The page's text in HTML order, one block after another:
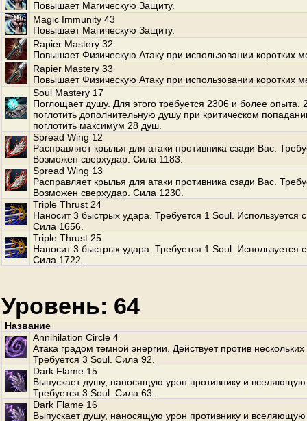
Повышает Магическую Защиту.
Magic Immunity 43
Повышает Магическую Защиту.
Rapier Mastery 32
Повышает Физическую Атаку при использовании коротких
Rapier Mastery 33
Повышает Физическую Атаку при использовании коротких
Soul Mastery 17
Поглощает душу. Для этого требуется 2306 и более опыта.
поглотить дополнительную душу при критическом
поглотить максимум 28 душ.
Spread Wing 12
Расправляет крылья для атаки противника сзади Вас.
Возможен сверхудар. Сила 1183.
Spread Wing 13
Расправляет крылья для атаки противника сзади Вас.
Возможен сверхудар. Сила 1230.
Triple Thrust 24
Наносит 3 быстрых удара. Требуется 1 Soul. Используется
Сила 1656.
Triple Thrust 25
Наносит 3 быстрых удара. Требуется 1 Soul. Используется
Сила 1722.
Уровень: 64
Название
Annihilation Circle 4
Атака градом темной энергии. Действует против
Требуется 3 Soul. Сила 92.
Dark Flame 15
Выпускает душу, наносящую урон противнику и вселяющую
Требуется 3 Soul. Сила 63.
Dark Flame 16
Выпускает душу, наносящую урон противнику и вселяющую